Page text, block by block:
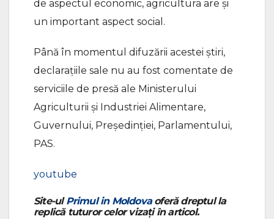
de aspectul economic, agricultura are și
un important aspect social.
Până în momentul difuzării acestei știri,
declarațiile sale nu au fost comentate de
serviciile de presă ale Ministerului
Agriculturii și Industriei Alimentare,
Guvernului, Președinției, Parlamentului,
PAS.
youtube
Site-ulPrimul in Moldovaoferă dreptul la
replică tuturor celor vizați în articol.